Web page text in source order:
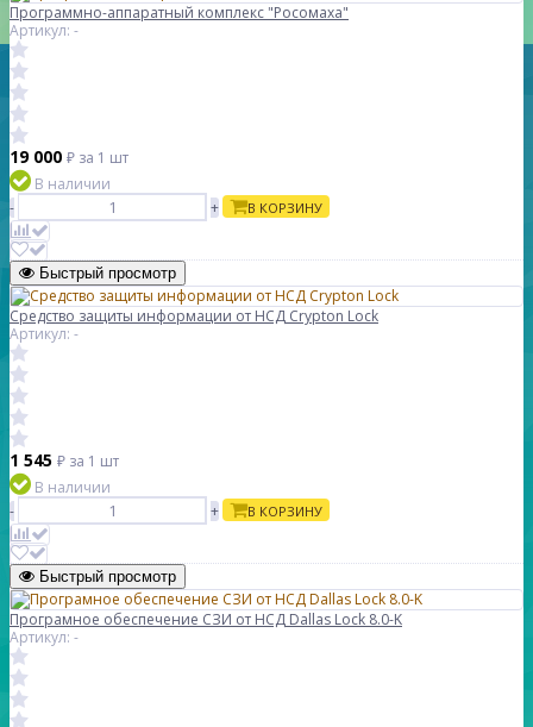
Программно-аппаратный комплекс "Росомаха"
Артикул: -
19 000 ₽ за 1 шт
В наличии
-
+ В КОРЗИНУ
Быстрый просмотр
Средство защиты информации от НСД Crypton Lock
Артикул: -
1 545 ₽ за 1 шт
В наличии
-
+ В КОРЗИНУ
Быстрый просмотр
Програмное обеспечение СЗИ от НСД Dallas Lock 8.0-K
Артикул: -